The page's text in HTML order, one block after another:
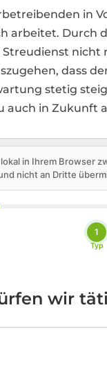
in
arbeitet. Durch
nicht
dass
stetig
auch in Zukunft
in Ihrem Browser
nicht an Dritte
1
Typ
wir